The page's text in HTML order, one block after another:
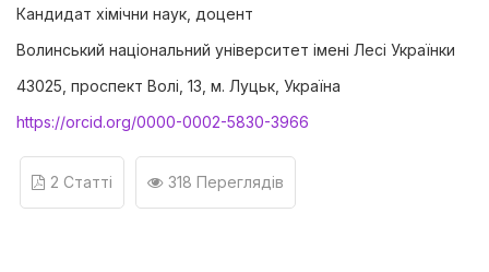
Кандидат хімічни наук, доцент
Волинський національний університет імені Лесі Українки
43025, проспект Волі, 13, м. Луцьк, Україна
https://orcid.org/0000-0002-5830-3966
2 Статті 318 Переглядів